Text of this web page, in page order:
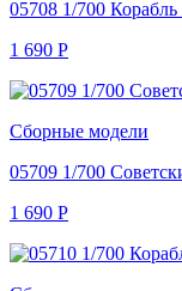
05708 1/700
1 690 Р
Сборные модели
05709 1/700
1 690 Р